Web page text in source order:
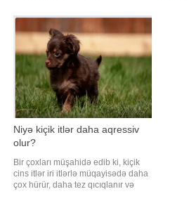
mühitdə istiqamətini müəyyən edə
bilir. Həkimlər bildirirlər ki, eşitmənin
Niyə kiçik itlər daha aqressiv
olur?
Bir çoxları müşahidə edib ki, kiçik
cins itlər iri itlərlə müqayisədə daha
çox hürür, daha tez qıcıqlanır və